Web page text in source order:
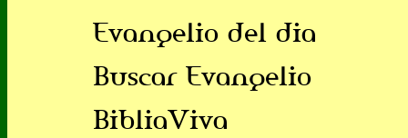
Evangelio del dia
Buscar Evangelio
BibliaViva